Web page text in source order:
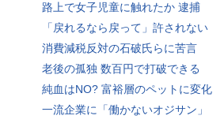
路上で女子児童に触れたか 逮捕
「戻れるなら戻って」許されない
消費減税反対の石破氏らに苦言
老後の孤独 数百円で打破できる
純血はNO? 富裕層のペットに変化
一流企業に「働かないオジサン」